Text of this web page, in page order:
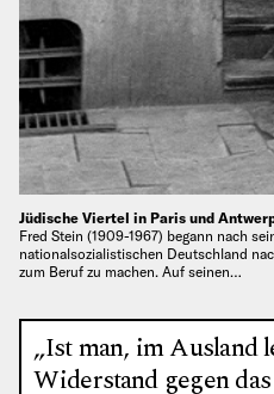
Jüdische Viertel in Paris und
Fred Stein (1909-1967) begann nach
nationalsozialistischen Deutschland
zum Beruf zu machen. Auf seinen…
„Ist man, im Ausland
Widerstand gegen